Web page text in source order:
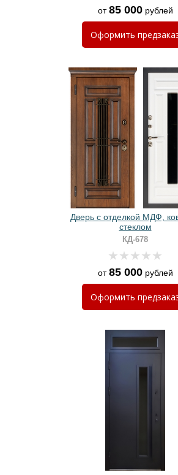
от85 000рублей
Оформить
Дверь с отделкой МДФ,
стеклом
КД-678
от85 000рублей
Оформить